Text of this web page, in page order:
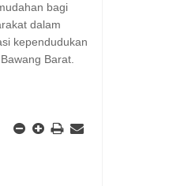
bagi
dalam
kependudukan
Barat.